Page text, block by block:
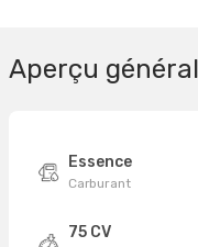
Aperçu général
Essence
Carburant
75 CV